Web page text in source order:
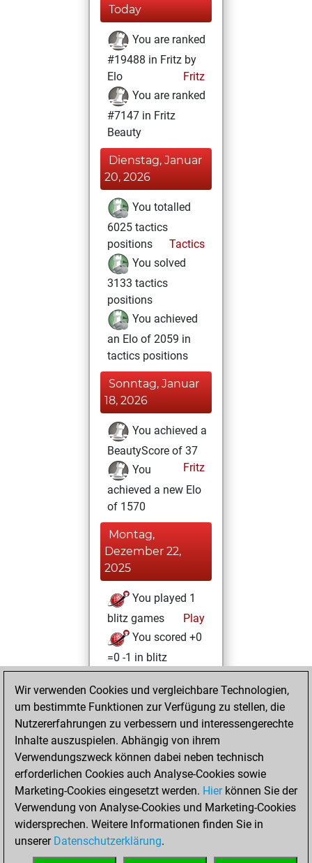
Today
You are ranked
#19488 in Fritz by
Elo
Fritz
You are ranked
#7147 in Fritz
Beauty
Dienstag, Januar
20, 2026
You totalled
6025 tactics
positions
Tactics
You solved
3133 tactics
positions
You achieved
an Elo of 2059 in
tactics positions
Sonntag, Januar
18, 2026
You achieved a
BeautyScore of 37
Fritz
You
achieved a new Elo
of 1570
Montag,
Dezember 22,
2025
You played 1
blitz games
Play
You scored +0
=0 -1 in blitz
Dienstag,
November 25,
2025
You had a best
sprint of 18 positions
Tactics
Samstag,
November 1, 2025
You created
Wir verwenden Cookies und vergleichbare Technologien,
um bestimmte Funktionen zur Verfügung zu stellen, die
Nutzererfahrungen zu verbessern und interessengerechte
Inhalte auszuspielen. Abhängig von ihrem
Verwendungszweck können dabei neben technisch
erforderlichen Cookies auch Analyse-Cookies sowie
Marketing-Cookies eingesetzt werden. Hierkönnen Sie der
Verwendung von Analyse-Cookies und Marketing-Cookies
widersprechen. Weitere Informationen finden Sie in
unserer Datenschutzerklärung.